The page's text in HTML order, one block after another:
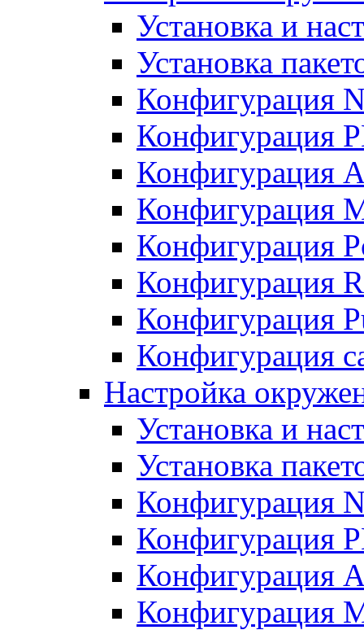
Установка и
Установка
Конфигурация
Конфигурация
Конфигурация
Конфигурация
Конфигурация
Конфигурация
Конфигурация
Конфигурация
Настройка
Установка и
Установка
Конфигурация
Конфигурация
Конфигурация
Конфигурация